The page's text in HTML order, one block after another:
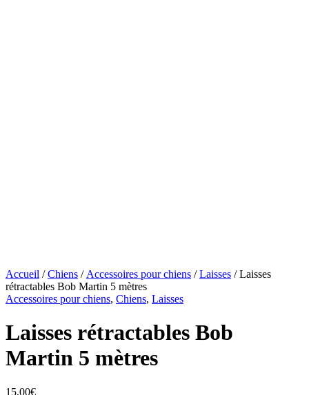
Accueil /Chiens / Accessoires pour chiens /Laisses / Laisses
rétractables Bob Martin 5 mètres
Accessoires pour chiens, Chiens, Laisses
Laisses rétractables Bob
Martin 5 mètres
15,00€